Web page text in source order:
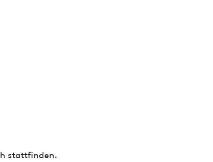
stattfinden.